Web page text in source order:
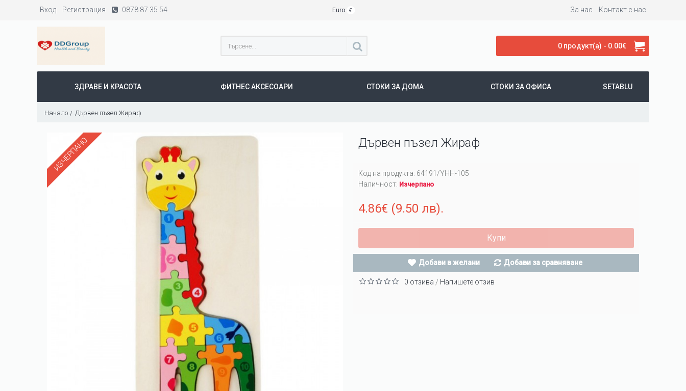
Вход Регистрация 0878 87 35 54 Euro € За нас Контакт с нас
0 продукт(а) - 0.00€
ЗДРАВЕ И КРАСОТА ФИТНЕС АКСЕСОАРИ СТОКИ ЗА ДОМА СТОКИ ЗА ОФИСА SETABLU
Начало Дървен пъзел Жираф
ИЗЧЕРПАНО Дървен пъзел Жираф
Код на продукта: 64191/YHH-105
Наличност: Изчерпано
4.86€ (9.50 лв).
Купи
Добави в желани Добави за сравняване
0 отзива / Напишете отзив